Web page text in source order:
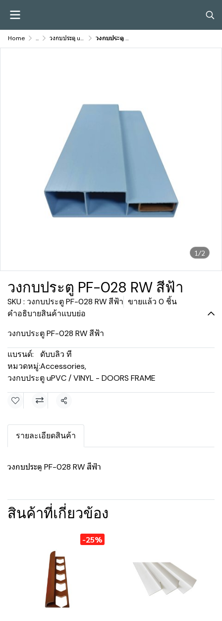
Home ... วงกบประตู uPVC / VINYL - DOORS FRAME วงกบประตู PF-028 RW สีฟ้า
1/2
วงกบประตู PF-028 RW สีฟ้า
SKU : วงกบประตู PF-028 RW สีฟ้า ขายแล้ว 0 ชิ้น
คำอธิบายสินค้าแบบย่อ
วงกบประตู PF-028 RW สีฟ้า
แบรนด์:
ดับบลิว ที
หมวดหมู่:Accessories,
วงกบประตู uPVC / VINYL - DOORS FRAME
แชร์
รายละเอียดสินค้า
วงกบประตู PF-028 RW สีฟ้า
สินค้าที่เกี่ยวข้อง
-25%